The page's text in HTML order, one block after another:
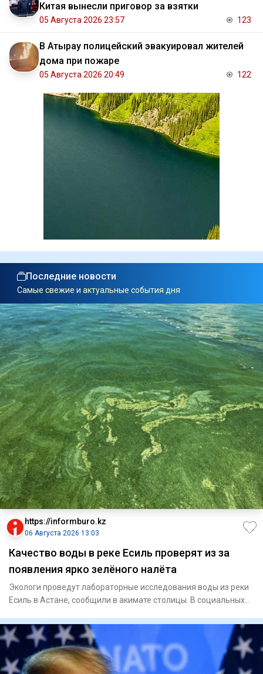
Китая вынесли приговор за взятки
05 Августа 2026 23:57 123
В Атырау полицейский эвакуировал жителей
дома при пожаре
05 Августа 2026 20:49 122
Последние новости
Самые свежие и актуальные события дня
https://informburo.kz
06 Августа 2026 13:03
Качество воды в реке Есиль проверят из за
появления ярко зелёного налёта
Экологи проведут лабораторные исследования воды из реки
Есиль в Астане, сообщили в акимате столицы. В социальных